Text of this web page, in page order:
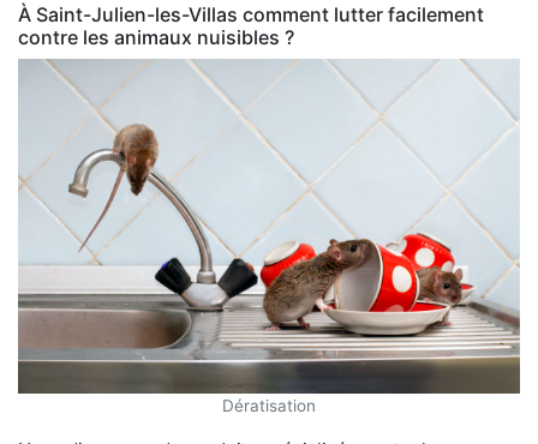
À Saint-Julien-les-Villas comment lutter facilement
contre les animaux nuisibles ?
Dératisation